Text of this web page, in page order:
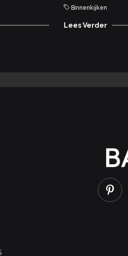
Binnenkijken
Lees Verder